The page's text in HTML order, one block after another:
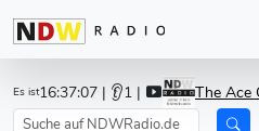
Es ist16:37:07 | 👂1 | The Ace